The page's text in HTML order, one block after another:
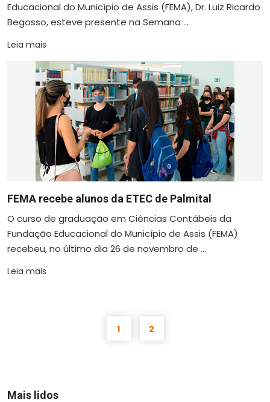
Educacional do Município de Assis (FEMA), Dr. Luiz Ricardo
Begosso, esteve presente na Semana ...
Leia mais
FEMA recebe alunos da ETEC de Palmital
O curso de graduação em Ciências Contábeis da
Fundação Educacional do Município de Assis (FEMA)
recebeu, no último dia 26 de novembro de ...
Leia mais
1 2
Mais lidos